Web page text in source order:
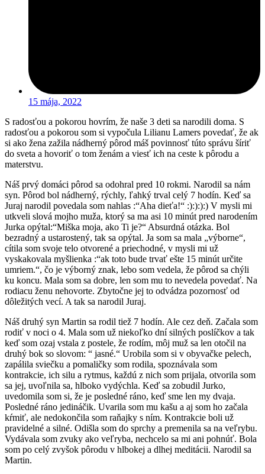
15 mája, 2022
S radosťou a pokorou hovrím, že naše 3 deti sa narodili doma. S
radosťou a pokorou som si vypočula Lilianu Lamers povedať, že ak
si ako žena zažila nádherný pôrod máš povinnosť túto správu šíriť
do sveta a hovoriť o tom ženám a viesť ich na ceste k pôrodu a
materstvu.
Náš prvý domáci pôrod sa odohral pred 10 rokmi. Narodil sa nám
syn. Pôrod bol nádherný, rýchly, ľahký trval celý 7 hodín. Keď sa
Juraj narodil povedala som nahlas :“Aha dieťa!“ :):):):) V mysli mi
utkveli slová mojho muža, ktorý sa ma asi 10 minút pred narodením
Jurka opýtal:“Miška moja, ako Ti je?“ Absurdná otázka. Bol
bezradný a ustarostený, tak sa opýtal. Ja som sa mala „výborne“,
cítila som svoje telo otvorené a priechodné, v mysli mi už
vyskakovala myšlienka :“ak toto bude trvať ešte 15 minút určite
umriem.“, čo je výborný znak, lebo som vedela, že pôrod sa chýli
ku koncu. Mala som sa dobre, len som mu to nevedela povedať. Na
rodiacu ženu nehovorte. Zbytočne jej to odvádza pozornosť od
dôležitých vecí. A tak sa narodil Juraj.
Náš druhý syn Martin sa rodil tiež 7 hodín. Ale cez deň. Začala som
rodiť v noci o 4. Mala som už niekoľko dní silných poslíčkov a tak
keď som ozaj vstala z postele, že rodím, môj muž sa len otočil na
druhý bok so slovom: “ jasné.“ Urobila som si v obyvačke pelech,
zapálila sviečku a pomaličky som rodila, spoznávala som
kontrakcie, ich silu a rytmus, každú z nich som prijala, otvorila som
sa jej, uvoľnila sa, hlboko vydýchla. Keď sa zobudil Jurko,
uvedomila som si, že je posledné ráno, keď sme len my dvaja.
Posledné ráno jedináčik. Uvarila som mu kašu a aj som ho začala
kŕmiť, ale nedokončila som raňajky s ním. Kontrakcie boli už
pravidelné a silné. Odišla som do sprchy a premenila sa na veľrybu.
Vydávala som zvuky ako veľryba, nechcelo sa mi ani pohnúť. Bola
som po celý zvyšok pôrodu v hlbokej a dlhej meditácii. Narodil sa
Martin.